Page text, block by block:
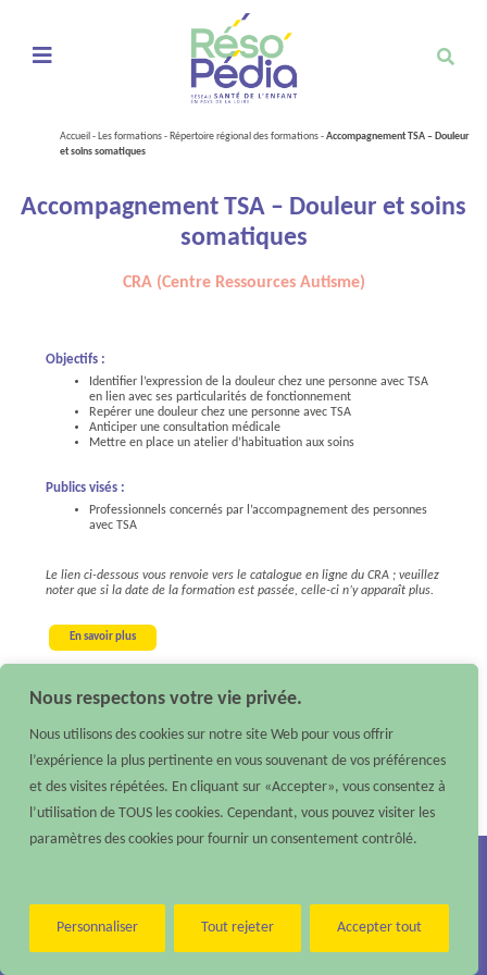
Nous respectons votre vie privée.
Nous utilisons des cookies sur notre site Web pour vous offrir
l’expérience la plus pertinente en vous souvenant de vos préférences
et des visites répétées. En cliquant sur «Accepter», vous consentez à
l’utilisation de TOUS les cookies. Cependant, vous pouvez visiter les
paramètres des cookies pour fournir un consentement contrôlé.
Personnaliser Tout rejeter Accepter tout
Ouvrir le menu de navigation mobile
Accueil - Les formations - Répertoire régional des formations - Accompagnement TSA – Douleur
et soins somatiques
Accompagnement TSA – Douleur et soins
somatiques
CRA (Centre Ressources Autisme)
Objectifs :
Identifier l’expression de la douleur chez une personne avec TSA
en lien avec ses particularités de fonctionnement
Repérer une douleur chez une personne avec TSA
Anticiper une consultation médicale
Mettre en place un atelier d’habituation aux soins
Publics visés :
Professionnels concernés par l’accompagnement des personnes
avec TSA
Le lien ci-dessous vous renvoie vers le catalogue en ligne du CRA ; veuillez
noter que si la date de la formation est passée, celle-ci n’y apparaît plus.
En savoir plus
Date de mise à jour : 23 juin 2026
Réso’Pédia
2026 – Tous droits réservés – Réalisé parDigisanté